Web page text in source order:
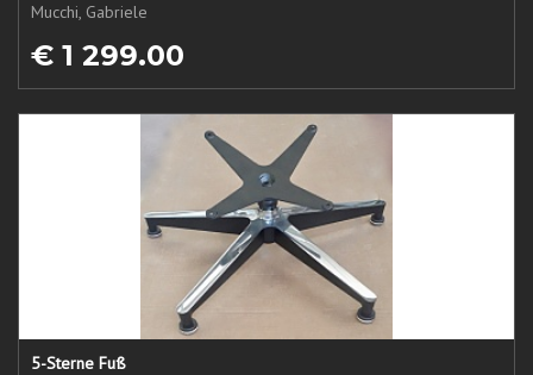
Mucchi, Gabriele
€ 1 299.00
5-Sterne Fuß